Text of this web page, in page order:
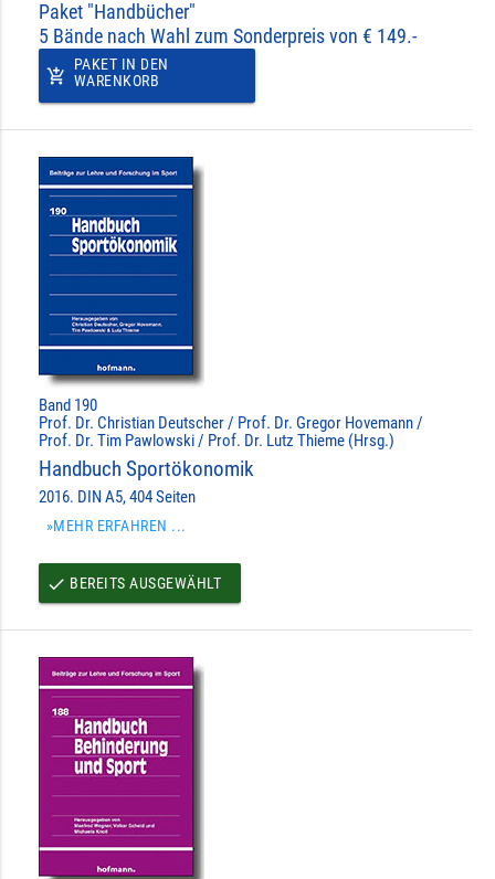
Paket "Handbücher"
5 Bände nach Wahl zum Sonderpreis von € 149.-
add_shopping_cart
PAKET IN DEN
WARENKORB
Band 190
Prof. Dr. Christian Deutscher / Prof. Dr. Gregor Hovemann /
Prof. Dr. Tim Pawlowski / Prof. Dr. Lutz Thieme (Hrsg.)
Handbuch Sportökonomik
2016. DIN A5, 404 Seiten
»MEHR ERFAHREN ...
done BEREITS AUSGEWÄHLT